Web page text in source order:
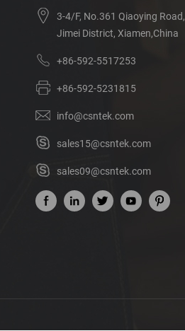
3-4/F, No.361 Qiaoying Road,
Jimei District, Xiamen,China
+86-592-5517253
+86-592-5231815
info@csntek.com
sales15@csntek.com
sales09@csntek.com